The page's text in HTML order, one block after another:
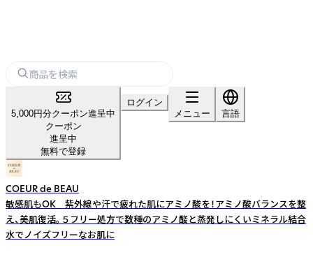
5,000円分クーポン進呈中
クーポン
進呈中
無料で登録
ログイン
メニュー
言語
COEUR de BEAU
敏感肌もOK 紫外線や汗で疲れた肌にアミノ酸を！アミノ酸バランスを整
え、美肌復活。５フリー処方で数種のアミノ酸と蒸発しにくいミネラル結合
水でノイズフリーなお肌に